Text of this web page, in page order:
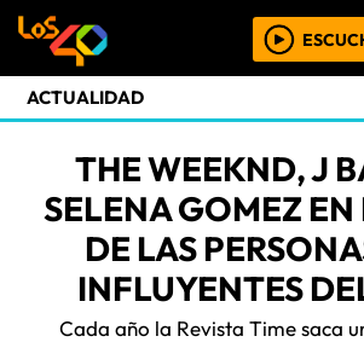
ACTUALIDAD
THE WEEKND, J
SELENA GOMEZ EN
DE LAS
INFLUYENTES
Cada año la Revista Time saca